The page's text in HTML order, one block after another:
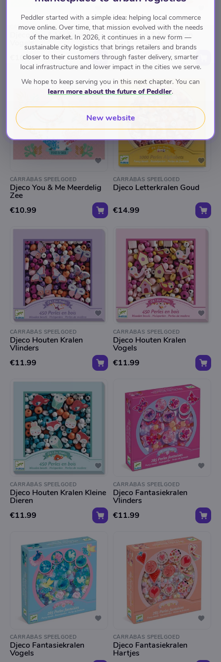
CARRABAS SPEELGOED
Djeco You & Me Koordjes
Vogels
€10.99
CARRABAS SPEELGOED
Djeco You & Me Rijgen
Hart
€10.99
CARRABAS SPEELGOED
Djeco You & Me Meerdelig
Zee
€10.99
CARRABAS SPEELGOED
Djeco Letterkralen Goud
€14.99
CARRABAS SPEELGOED
Djeco Houten Kralen
Vlinders
€11.99
CARRABAS SPEELGOED
Djeco Houten Kralen
Vogels
€11.99
CARRABAS SPEELGOED
Djeco Houten Kralen Kleine
Dieren
€11.99
CARRABAS SPEELGOED
Djeco Fantasiekralen
Vlinders
€11.99
CARRABAS SPEELGOED
Djeco Fantasiekralen
Vogels
CARRABAS SPEELGOED
Djeco Fantasiekralen
Hartjes
Peddler started with a simple idea: helping local commerce
move online. Over time, that mission evolved with the needs
of the market. In 2026, it continues in a new form —
sustainable city logistics that brings retailers and brands
closer to their customers through faster delivery, smarter
local infrastructure and lower impact in the cities we serve.
We hope to keep serving you in this next chapter. You can
learn more about the future of Peddler.
New website